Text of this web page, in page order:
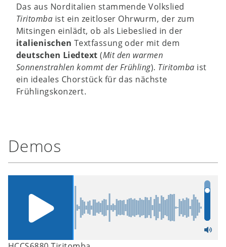
Das aus Norditalien stammende Volkslied
Tiritomba ist ein zeitloser Ohrwurm, der zum
Mitsingen einlädt, ob als Liebeslied in der
italienischen Textfassung oder mit dem
deutschen Liedtext (Mit den warmen
Sonnenstrahlen kommt der Frühling). Tiritomba ist
ein ideales Chorstück für das nächste
Frühlingskonzert.
Demos